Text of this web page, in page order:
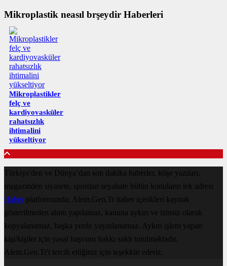
Mikroplastik neasıl brşeydir Haberleri
Mikroplastikler
felç ve
kardiyovasküler
rahatsızlık
ihtimalini
yükseltiyor
Türkiye'den ve Dünya’dan son dakika haberler, köşe yazıları,
magazinden siyasete, spordan seyahate bütün konuların tek adresi
Haberplatformunda; Alem.Gen.Tr haber içerikleri kaynak
gösterilmeden alıntı yapılamaz, kanuna aykırı ve izinsiz olarak
kopyalanamaz, başka yerde yayınlanamaz. Aykırı işlem yapan
kişi/kişiler için yasal başvuru hakkı saklı tutulmaktadır.
Alem.Gen.Tr'i tercih ettiğiniz için teşekkür ederiz.